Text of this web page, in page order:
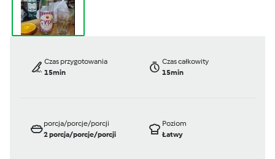
Czas przygotowania
15min
Czas całkowity
15min
porcja/porcje/porcji
2porcja/porcje/porcji
Poziom
Łatwy